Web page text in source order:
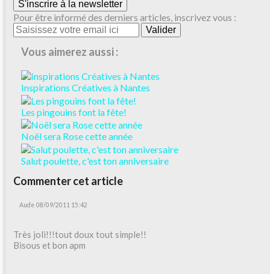
S'inscrire à la newsletter
Pour être informé des derniers articles, inscrivez vous :
Vous aimerez aussi :
Inspirations Créatives à Nantes
Les pingouins font la fête!
Noël sera Rose cette année
Salut poulette, c'est ton anniversaire
Commenter cet article
Aude 08/09/2011 15:42
Très joli!!!tout doux tout simple!!
Bisous et bon apm